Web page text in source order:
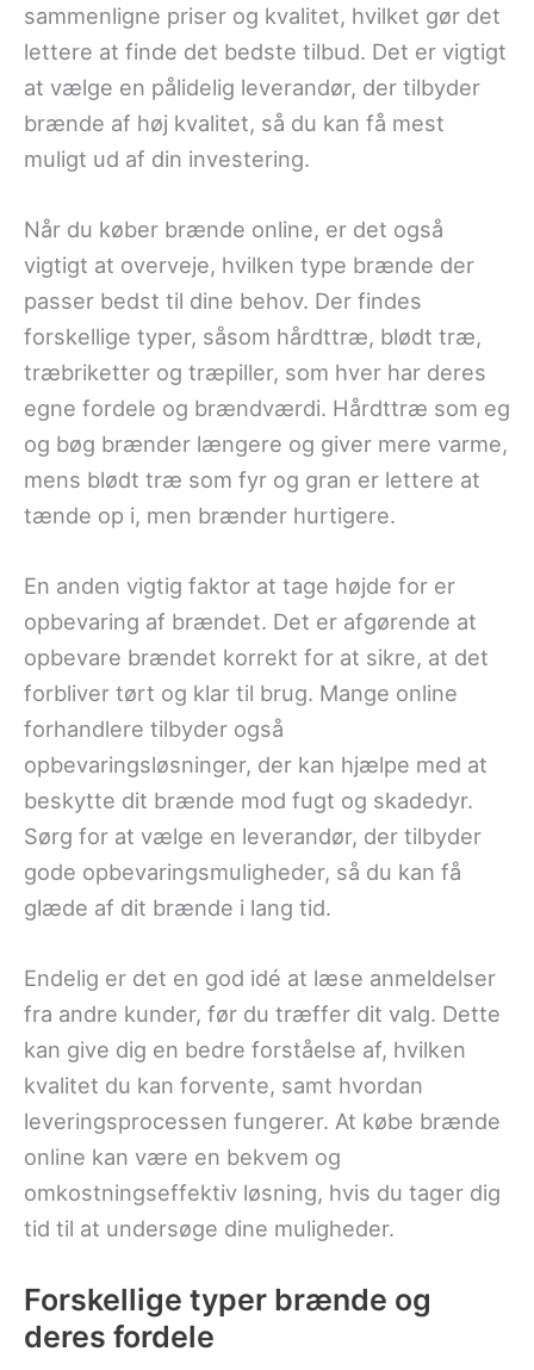
sammenligne priser og kvalitet, hvilket gør det
lettere at finde det bedste tilbud. Det er vigtigt
at vælge en pålidelig leverandør, der tilbyder
brænde af høj kvalitet, så du kan få mest
muligt ud af din investering.
Når du køber brænde online, er det også
vigtigt at overveje, hvilken type brænde der
passer bedst til dine behov. Der findes
forskellige typer, såsom hårdttræ, blødt træ,
træbriketter og træpiller, som hver har deres
egne fordele og brændværdi. Hårdttræ som eg
og bøg brænder længere og giver mere varme,
mens blødt træ som fyr og gran er lettere at
tænde op i, men brænder hurtigere.
En anden vigtig faktor at tage højde for er
opbevaring af brændet. Det er afgørende at
opbevare brændet korrekt for at sikre, at det
forbliver tørt og klar til brug. Mange online
forhandlere tilbyder også
opbevaringsløsninger, der kan hjælpe med at
beskytte dit brænde mod fugt og skadedyr.
Sørg for at vælge en leverandør, der tilbyder
gode opbevaringsmuligheder, så du kan få
glæde af dit brænde i lang tid.
Endelig er det en god idé at læse anmeldelser
fra andre kunder, før du træffer dit valg. Dette
kan give dig en bedre forståelse af, hvilken
kvalitet du kan forvente, samt hvordan
leveringsprocessen fungerer. At købe brænde
online kan være en bekvem og
omkostningseffektiv løsning, hvis du tager dig
tid til at undersøge dine muligheder.
Forskellige typer brænde og
deres fordele